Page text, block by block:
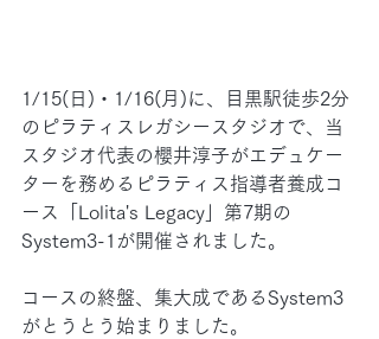
1/15(日)・1/16(月)に、目黒駅徒歩2分
のピラティスレガシースタジオで、当
スタジオ代表の櫻井淳子がエデュケー
ターを務めるピラティス指導者養成コ
ース「Lolita's Legacy」第7期の
System3-1が開催されました。
コースの終盤、集大成であるSystem3
がとうとう始まりました。